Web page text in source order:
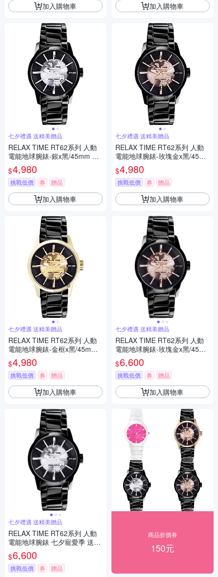
加入購物車
七夕禮遇 送精美贈品
RELAX TIME RT62系列 人動
電能地球腕錶-銀x黑/45mm 七
夕寵愛季 送禮推薦
$4,980
挑戰低價 券 贈品
加入購物車
七夕禮遇 送精美贈品
RELAX TIME RT62系列 人動
電能地球腕錶-金框x黑/45mm
七夕寵愛季 送禮推薦
$4,980
挑戰低價 券 贈品
加入購物車
七夕禮遇 送精美贈品
RELAX TIME RT62系列 人動
電能地球腕錶 七夕寵愛季 送禮
推薦-銀x黑/45mm
$6,600
挑戰低價 券 贈品
加入購物車
七夕禮遇 送精美贈品
RELAX TIME RT62系列 人動
電能地球腕錶-玫塊金x黑/45m
m 七夕寵愛季 送禮推薦
$4,980
挑戰低價 券 贈品
加入購物車
七夕禮遇 送精美贈品
RELAX TIME RT62系列 人動
電能地球腕錶-玫塊金x黑/45m
m 七夕寵愛季 送禮推薦
$6,600
挑戰低價 券 贈品
加入購物車
商品折價券
150元